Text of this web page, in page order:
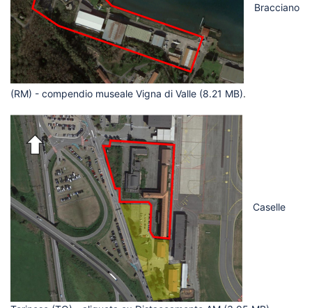
Bracciano
(RM) - compendio museale Vigna di Valle (8.21 MB).
Caselle